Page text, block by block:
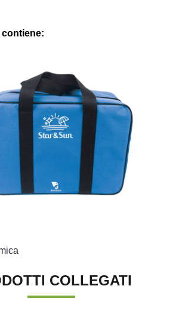
contiene:
COLLEGATI